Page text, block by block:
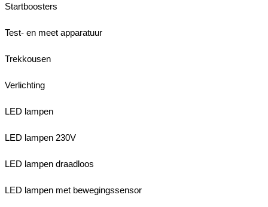
Startboosters
Test- en meet apparatuur
Trekkousen
Verlichting
LED lampen
LED lampen 230V
LED lampen draadloos
LED lampen met bewegingssensor